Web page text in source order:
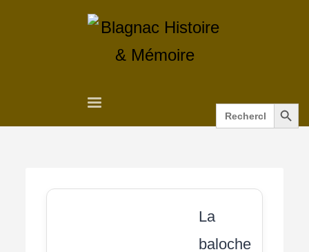
Search
for:
Search Button
La
baloche